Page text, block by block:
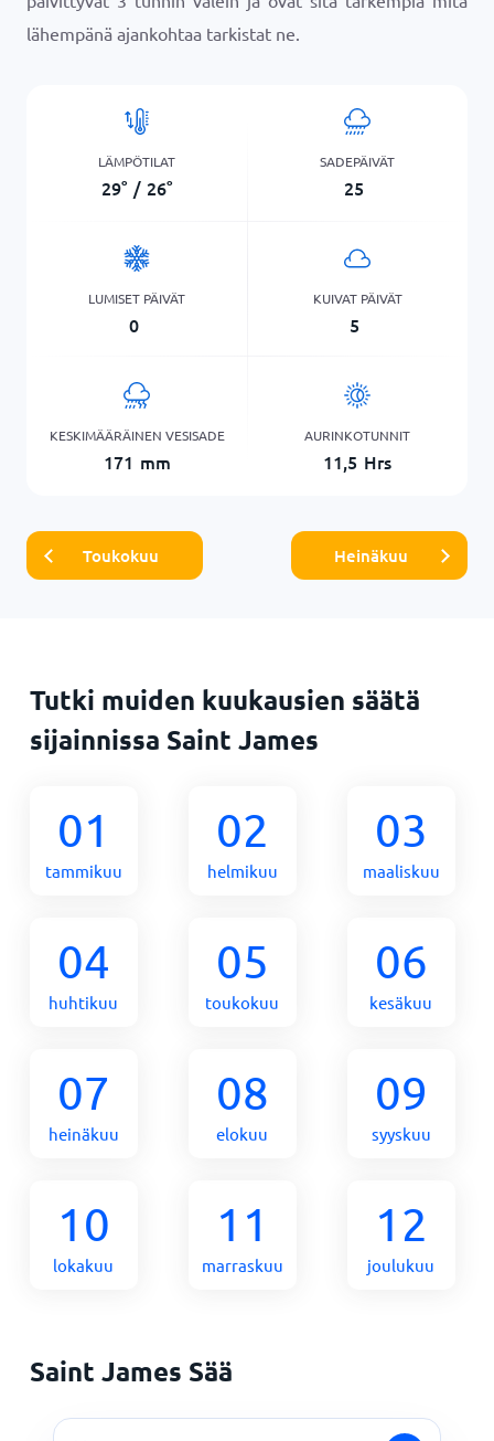
lähempänä ajankohtaa tarkistat ne.
LÄMPÖTILAT
29° / 26°
SADEPÄIVÄT
25
LUMISET PÄIVÄT
0
KUIVAT PÄIVÄT
5
KESKIMÄÄRÄINEN VESISADE
171 mm
AURINKOTUNNIT
11,5 Hrs
Toukokuu Heinäkuu
Tutki muiden kuukausien säätä
sijainnissa Saint James
01
tammikuu
02
helmikuu
03
maaliskuu
04
huhtikuu
05
toukokuu
06
kesäkuu
07
heinäkuu
08
elokuu
09
syyskuu
10
lokakuu
11
marraskuu
12
joulukuu
Saint James Sää